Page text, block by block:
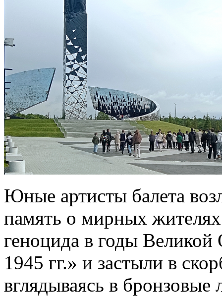
Юные артисты балета
память о мирных
геноцида в годы
1945 гг.» и застыли в
вглядываясь в